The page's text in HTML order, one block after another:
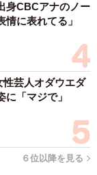
身CBCアナのノー
に表れてる」
性芸人オダウエダ
「マジで」
６位以降を見る